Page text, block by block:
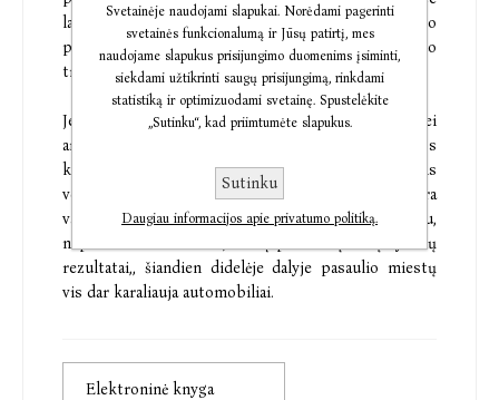
labiausiai priklauso nuo vieno dalyko – miesto
pritaikymo žmogui, nepriklausomam nuo
transporto.
Jeffas Speckas yra miesto planuotojas bei
architektas, kuris ilgos, tris dešimtemčius trukusios
karjeros metu priėjo išvados, jog pagrindinis
veiksnys, lemiantis miestų klestėjimą, yra
vaikščiojimui palankių sąlygų sukūrimas. Tačiau,
nepaisant šios išvados, kurią paremia įvairių tyrimų
rezultatai,, šiandien didelėje dalyje pasaulio miestų
vis dar karaliauja automobiliai.
Elektroninė knyga
Svetainėje naudojami slapukai. Norėdami pagerinti
svetainės funkcionalumą ir Jūsų patirtį, mes
naudojame slapukus prisijungimo duomenims įsiminti,
siekdami užtikrinti saugų prisijungimą, rinkdami
statistiką ir optimizuodami svetainę. Spustelėkite
„Sutinku“, kad priimtumėte slapukus.
Sutinku
Daugiau informacijos apie privatumo politiką.